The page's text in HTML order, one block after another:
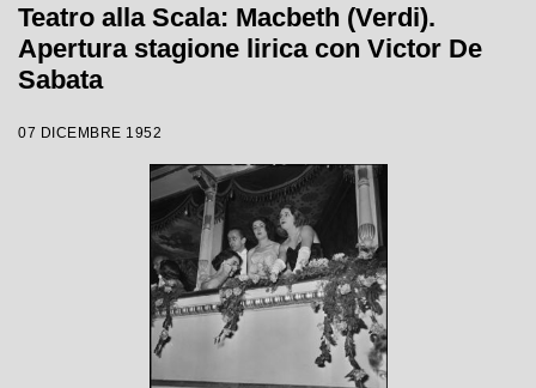
Teatro alla Scala: Macbeth (Verdi).
Apertura stagione lirica con Victor De
Sabata
07 DICEMBRE 1952